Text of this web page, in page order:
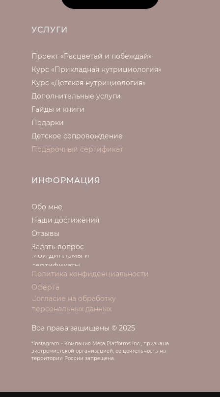
Политика конфиденциальности
Согласие на обработку
персональных данных
Оферта
УСЛУГИ
ИНФОРМАЦИЯ
Все права защищены © 2025
*Instagram - Компания Meta Platforms Inc., признана
экстремистской организацией, ее деятельность на
территории России запрещена.
Обо мне
Наши достижения
Отзывы
Задать вопрос
Мои дипломы и
сертификаты
Проект «Расцветай и побеждай»
Курс «Прикладная нутрициология»
Курс «Детская нутрициология»
Дополнительные услуги
Гайды и книги
Подарки
Детское сопровождение
Подарочный сертификат